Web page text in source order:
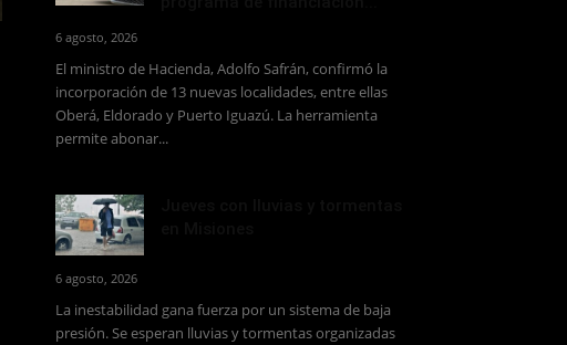
6 agosto, 2026
El ministro de Hacienda, Adolfo Safrán, confirmó la
incorporación de 13 nuevas localidades, entre ellas
Oberá, Eldorado y Puerto Iguazú. La herramienta
permite abonar...
6 agosto, 2026
La inestabilidad gana fuerza por un sistema de baja
presión. Se esperan lluvias y tormentas organizadas